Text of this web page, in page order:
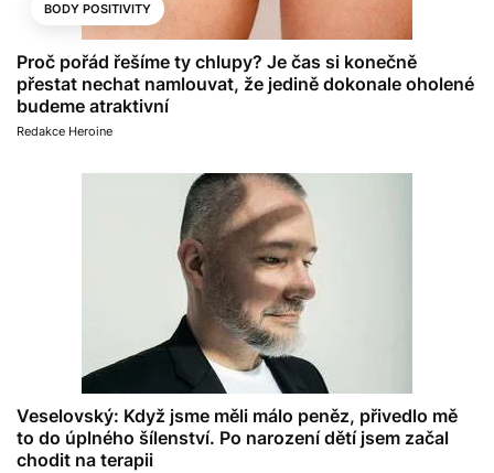
BODY POSITIVITY
Proč pořád řešíme ty chlupy? Je čas si konečně
přestat nechat namlouvat, že jedině dokonale oholené
budeme atraktivní
Redakce Heroine
Veselovský: Když jsme měli málo peněz, přivedlo mě
to do úplného šílenství. Po narození dětí jsem začal
chodit na terapii